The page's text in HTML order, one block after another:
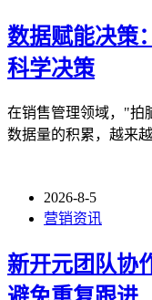
数据赋能决策
科学决策
在销售管理领域，"拍
数据量的积累，越来
2026-8-5
营销资讯
新开元团队协